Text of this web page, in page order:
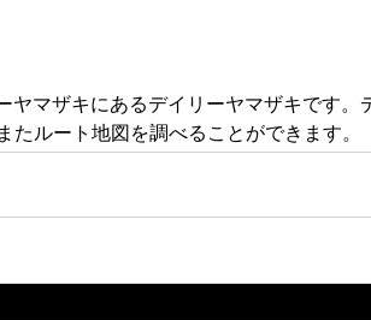
マザキにあるデイリーヤマザキです。
ルート地図を調べることができます。